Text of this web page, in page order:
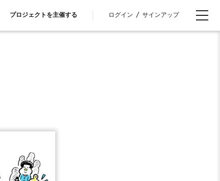
プロジェクトを主催する ログイン / サインアップ